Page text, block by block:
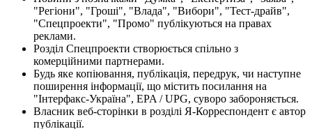
"Регіони", "Гроші", "Влада", "Вибори", "Тест-драйв",
"Спецпроекти", "Промо" публікуються на правах
реклами.
Розділ Спецпроекти створюється спільно з
комерційними партнерами.
Будь яке копіювання, публікація, передрук, чи наступне
поширення інформації, що містить посилання на
"Інтерфакс-Україна", EPA / UPG, суворо забороняється.
Власник веб-сторінки в розділі Я-Корреспондент є автор
публікації.